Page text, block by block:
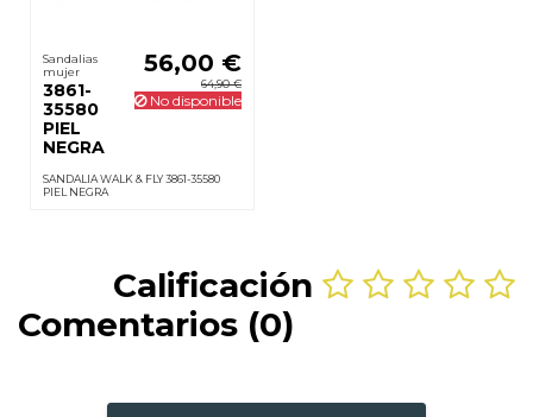
Sandalias
mujer
3861-
35580
PIEL
NEGRA
56,00 €
64,90 €
No disponible
SANDALIA WALK & FLY 3861-35580
PIEL NEGRA
Calificación
Comentarios (0)